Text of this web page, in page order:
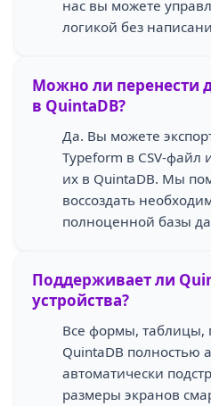
нас вы можете
логикой без
Можно ли перенести
в QuintaDB?
Да. Вы можете
Typeform в CSV-файл
их в QuintaDB. Мы
воссоздать
полноценной базы
Поддерживает ли
устройства?
Все формы, таблицы,
QuintaDB полностью
автоматически
размеры экранов